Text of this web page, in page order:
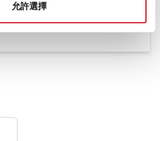
允許選擇
2.20MB